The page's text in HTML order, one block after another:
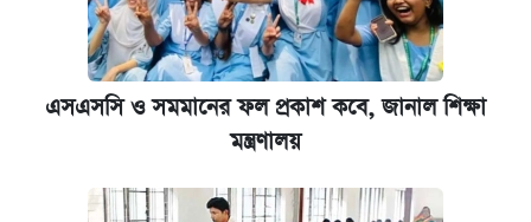
এসএসসি ও সমমানের ফল প্রকাশ কবে, জানাল শিক্ষা
মন্ত্রণালয়